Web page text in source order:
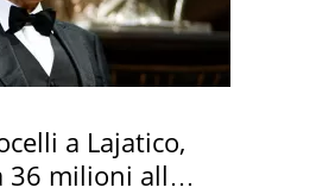
a Lajatico,
36 milioni alla